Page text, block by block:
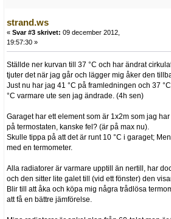
strand.ws
« Svar #3 skrivet: 09 december 2012,
19:57:30 »
Ställde ner kurvan till 37 °C och har ändrat
tjuter det när jag går och lägger mig åker den
Just nu har jag 41 °C på framledningen och 37
°C varmare ute sen jag ändrade. (4h sen)
Garaget har ett element som är 1x2m som jag
på termostaten, kanske fel? (är på max nu).
Skulle tippa på att det är runt 10 °C i garaget;
med en termometer.
Alla radiatorer är varmare upptill än nertill, har
och den sitter lite galet till (vid ett fönster) den
Blir till att åka och köpa mig några trådlösa
att få en bättre jämförelse.